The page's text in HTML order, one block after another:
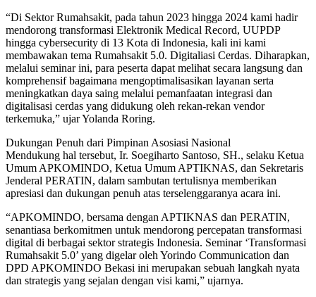
“Di Sektor Rumahsakit, pada tahun 2023 hingga 2024 kami hadir
mendorong transformasi Elektronik Medical Record, UUPDP
hingga cybersecurity di 13 Kota di Indonesia, kali ini kami
membawakan tema Rumahsakit 5.0. Digitaliasi Cerdas. Diharapkan,
melalui seminar ini, para peserta dapat melihat secara langsung dan
komprehensif bagaimana mengoptimalisasikan layanan serta
meningkatkan daya saing melalui pemanfaatan integrasi dan
digitalisasi cerdas yang didukung oleh rekan-rekan vendor
terkemuka,” ujar Yolanda Roring.
Dukungan Penuh dari Pimpinan Asosiasi Nasional
Mendukung hal tersebut, Ir. Soegiharto Santoso, SH., selaku Ketua
Umum APKOMINDO, Ketua Umum APTIKNAS, dan Sekretaris
Jenderal PERATIN, dalam sambutan tertulisnya memberikan
apresiasi dan dukungan penuh atas terselenggaranya acara ini.
“APKOMINDO, bersama dengan APTIKNAS dan PERATIN,
senantiasa berkomitmen untuk mendorong percepatan transformasi
digital di berbagai sektor strategis Indonesia. Seminar ‘Transformasi
Rumahsakit 5.0’ yang digelar oleh Yorindo Communication dan
DPD APKOMINDO Bekasi ini merupakan sebuah langkah nyata
dan strategis yang sejalan dengan visi kami,” ujarnya.